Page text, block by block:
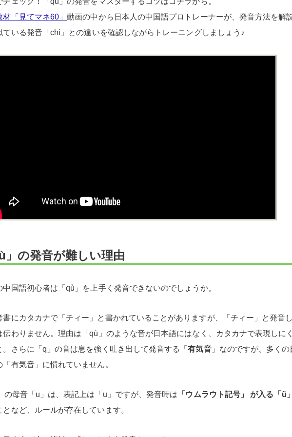
材「見てマネ60」動画の中から日本人の中国語プロトレーナーが、発音方法を解
ている発音「chi」との違いを確認しながらトレーニングしましょう♪
」の発音が難しい理由
中国語初心者は「qù」を上手く発音できないのでしょうか。
書にカタカナで「チィー」と書かれていることがありますが、「チィー」と発音
伝わりません。理由は「qù」のような音が日本語にはなく、カタカナで表現しに
。さらに「q」の音は息を強く吐き出して発音する「有気音」なのですが、多くの
有気音」に慣れていません。
の母音「u」は、表記上は「u」ですが、発音時は 「ウムラウト記号」 が入る「ü
となど、ルールが存在しています。